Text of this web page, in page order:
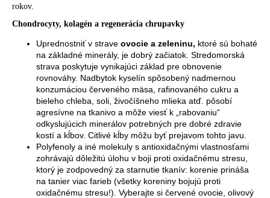
rokov.
Chondrocyty, kolagén a regenerácia chrupavky
Uprednostniť v strave ovocie a zeleninu, ktoré sú bohaté
na základné minerály, je dobrý začiatok. Stredomorská
strava poskytuje vynikajúci základ pre obnovenie
rovnováhy. Nadbytok kyselín spôsobený nadmernou
konzumáciou červeného mäsa, rafinovaného cukru a
bieleho chleba, soli, živočíšneho mlieka atď. pôsobí
agresívne na tkanivo a môže viesť k „rabovaniu“
odkyslujúcich minerálov potrebných pre dobré zdravie
kostí a kĺbov. Citlivé kĺby môžu byť prejavom tohto javu.
Polyfenoly a iné molekuly s antioxidačnými vlastnosťami
zohrávajú dôležitú úlohu v boji proti oxidačnému stresu,
ktorý je zodpovedný za starnutie tkanív: korenie prináša
na tanier viac farieb (všetky koreniny bojujú proti
oxidačnému stresu!). Vyberajte si červené ovocie, olivový